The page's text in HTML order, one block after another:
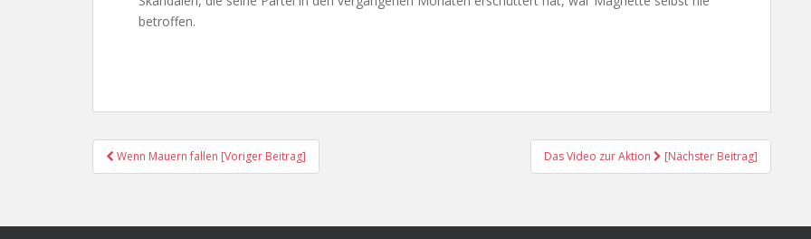
betroffen.
Post
Navigation
Wenn Mauern fallen [Voriger Beitrag] Das Video zur Aktion [Nächster Beitrag]